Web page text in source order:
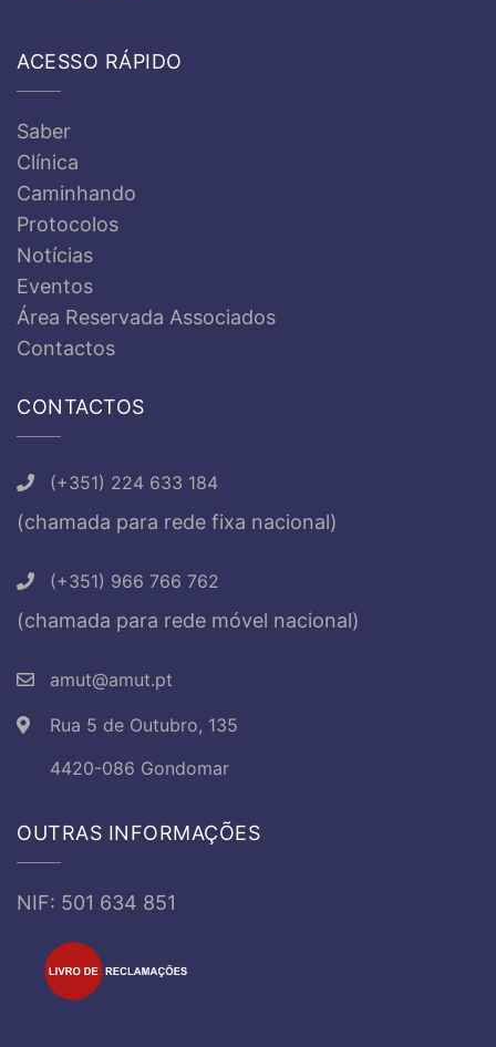
ACESSO RÁPIDO
Saber
Clínica
Caminhando
Protocolos
Notícias
Eventos
Área Reservada Associados
Contactos
CONTACTOS
(+351) 224 633 184
(chamada para rede fixa nacional)
(+351) 966 766 762
(chamada para rede móvel nacional)
amut@amut.pt
Rua 5 de Outubro, 135
4420-086 Gondomar
OUTRAS INFORMAÇÕES
NIF: 501 634 851